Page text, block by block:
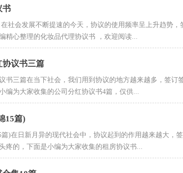
书
社会发展不断提速的今天，协议的使用频率呈上升趋势
精心整理的化妆品代理协议书 ，欢迎阅读...
协议书三篇
书三篇在当下社会，我们用到协议的地方越来越多，签
编为大家收集的公司分红协议书4篇，仅供...
15篇)
)在日新月异的现代社会中，协议起到的作用越来越大，
疼的，下面是小编为大家收集的租房协议书...